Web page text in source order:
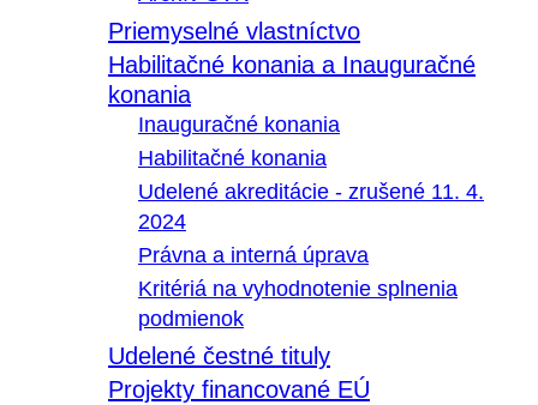
Priemyselné vlastníctvo
Habilitačné konania a Inauguračné
konania
Inauguračné konania
Habilitačné konania
Udelené akreditácie - zrušené 11. 4.
2024
Právna a interná úprava
Kritériá na vyhodnotenie splnenia
podmienok
Udelené čestné tituly
Projekty financované EÚ